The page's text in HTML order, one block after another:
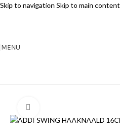
Skip to navigation Skip to main content
MENU